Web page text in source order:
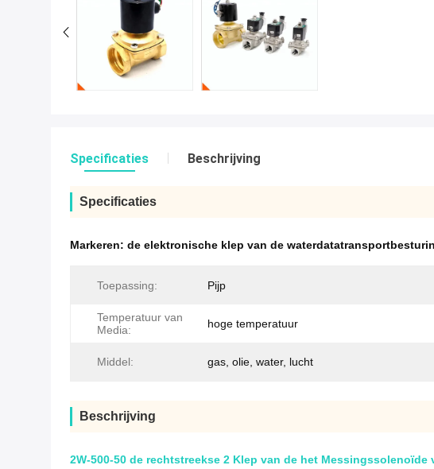
Specificaties Beschrijving
Specificaties
Markeren: de elektronische klep van de
Toepassing: Pijp
Temperatuur van
Media:
hoge temperatuur
Middel: gas, olie, water, lucht
Beschrijving
2W-500-50 de rechtstreekse 2 Klep van de het Messingssolenoïde